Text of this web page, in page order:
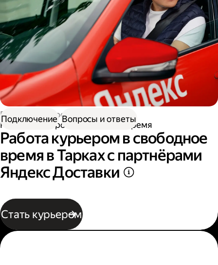
Работа курьером
Работа курьером в свободное время
Работа курьером в свободное
время в Тарках с партнёрами
Яндекс Доставки
Стать курьером
Подключение Вопросы и ответы